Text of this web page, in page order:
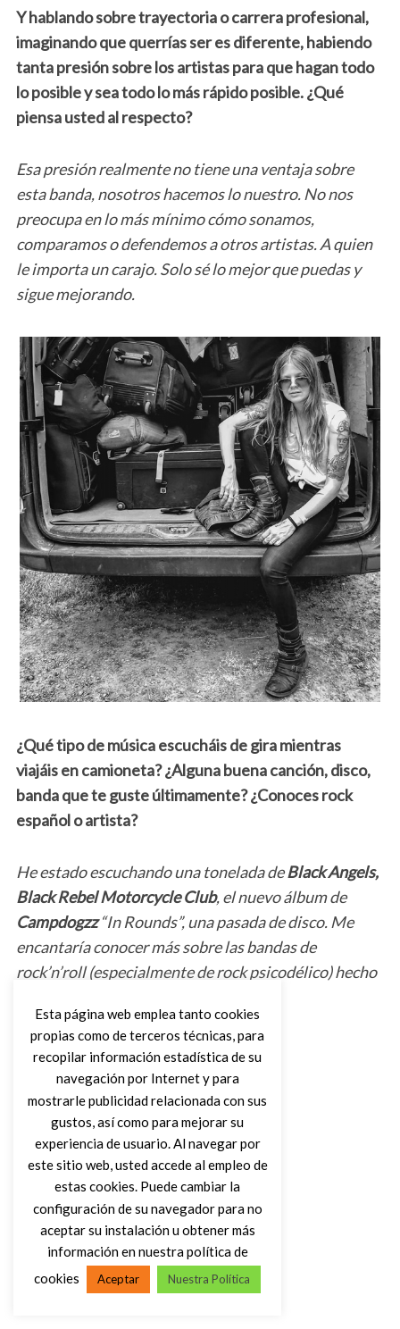
Y hablando sobre trayectoria o carrera profesional,
imaginando que querrías ser es diferente, habiendo
tanta presión sobre los artistas para que hagan todo
lo posible y sea todo lo más rápido posible. ¿Qué
piensa usted al respecto?
Esa presión realmente no tiene una ventaja sobre
esta banda, nosotros hacemos lo nuestro. No nos
preocupa en lo más mínimo cómo sonamos,
comparamos o defendemos a otros artistas. A quien
le importa un carajo. Solo sé lo mejor que puedas y
sigue mejorando.
¿Qué tipo de música escucháis de gira mientras
viajáis en camioneta? ¿Alguna buena canción, disco,
banda que te guste últimamente? ¿Conoces rock
español o artista?
He estado escuchando una tonelada deBlack Angels,
Black Rebel Motorcycle Club, el nuevo álbum de
Campdogzz“In Rounds”, una pasada de disco. Me
encantaría conocer más sobre las bandas de
rock’n’roll (especialmente de rock psicodélico) hecho
Esta página web emplea tanto cookies
propias como de terceros técnicas, para
recopilar información estadística de su
navegación por Internet y para
mostrarle publicidad relacionada con sus
gustos, así como para mejorar su
experiencia de usuario. Al navegar por
este sitio web, usted accede al empleo de
estas cookies. Puede cambiar la
configuración de su navegador para no
aceptar su instalación u obtener más
información en nuestra política de
cookies
Aceptar Nuestra Política